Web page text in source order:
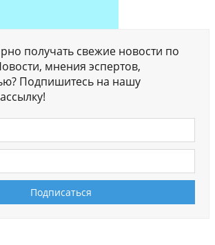
получать свежие новости по
мнения эспертов,
Подпишитесь на нашу